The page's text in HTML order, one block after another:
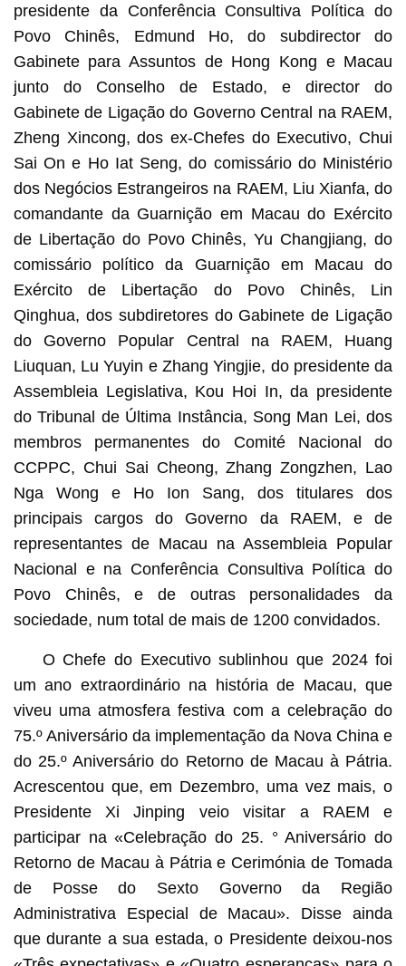
presidente da Conferência Consultiva Política do
Povo Chinês, Edmund Ho, do subdirector do
Gabinete para Assuntos de Hong Kong e Macau
junto do Conselho de Estado, e director do
Gabinete de Ligação do Governo Central na RAEM,
Zheng Xincong, dos ex-Chefes do Executivo, Chui
Sai On e Ho Iat Seng, do comissário do Ministério
dos Negócios Estrangeiros na RAEM, Liu Xianfa, do
comandante da Guarnição em Macau do Exército
de Libertação do Povo Chinês, Yu Changjiang, do
comissário político da Guarnição em Macau do
Exército de Libertação do Povo Chinês, Lin
Qinghua, dos subdiretores do Gabinete de Ligação
do Governo Popular Central na RAEM, Huang
Liuquan, Lu Yuyin e Zhang Yingjie, do presidente da
Assembleia Legislativa, Kou Hoi In, da presidente
do Tribunal de Última Instância, Song Man Lei, dos
membros permanentes do Comité Nacional do
CCPPC, Chui Sai Cheong, Zhang Zongzhen, Lao
Nga Wong e Ho Ion Sang, dos titulares dos
principais cargos do Governo da RAEM, e de
representantes de Macau na Assembleia Popular
Nacional e na Conferência Consultiva Política do
Povo Chinês, e de outras personalidades da
sociedade, num total de mais de 1200 convidados.
O Chefe do Executivo sublinhou que 2024 foi
um ano extraordinário na história de Macau, que
viveu uma atmosfera festiva com a celebração do
75.º Aniversário da implementação da Nova China e
do 25.º Aniversário do Retorno de Macau à Pátria.
Acrescentou que, em Dezembro, uma vez mais, o
Presidente Xi Jinping veio visitar a RAEM e
participar na «Celebração do 25. ° Aniversário do
Retorno de Macau à Pátria e Cerimónia de Tomada
de Posse do Sexto Governo da Região
Administrativa Especial de Macau». Disse ainda
que durante a sua estada, o Presidente deixou-nos